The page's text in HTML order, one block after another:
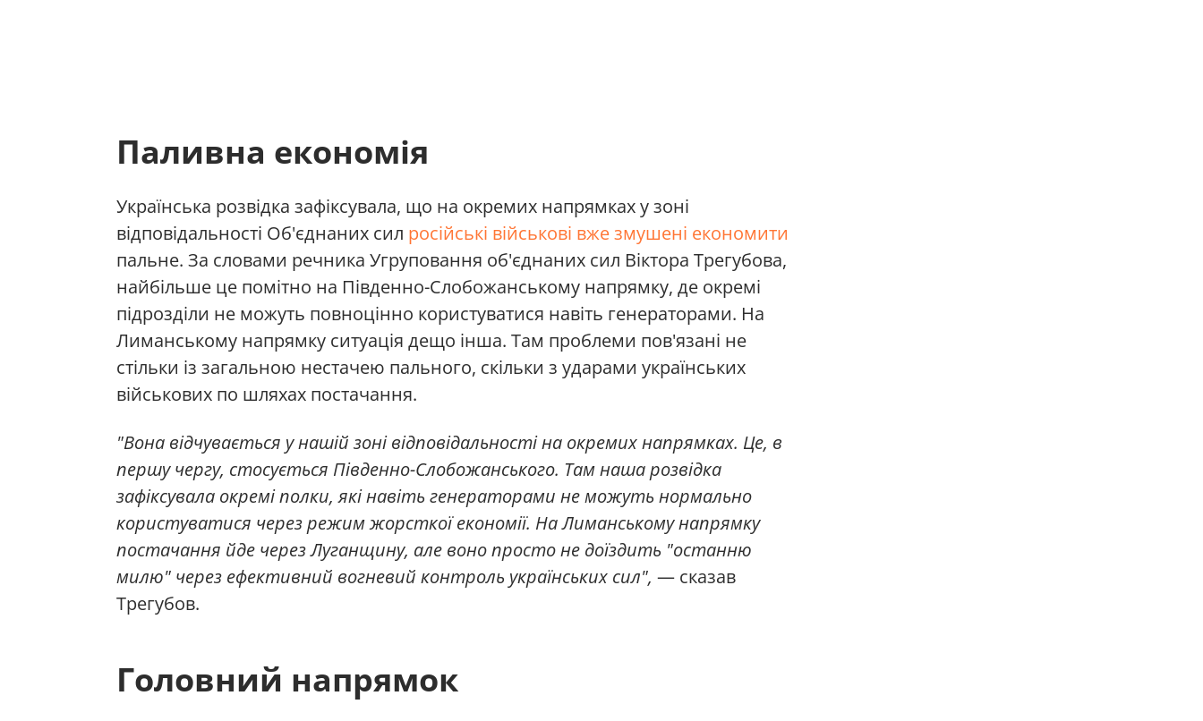
Паливна економія
Українська розвідка зафіксувала, що на окремих напрямках у зоні
відповідальності Об'єднаних сил російські військові вже змушені економити
пальне. За словами речника Угруповання об'єднаних сил Віктора Трегубова,
найбільше це помітно на Південно-Слобожанському напрямку, де окремі
підрозділи не можуть повноцінно користуватися навіть генераторами. На
Лиманському напрямку ситуація дещо інша. Там проблеми пов'язані не
стільки із загальною нестачею пального, скільки з ударами українських
військових по шляхах постачання.
"Вона відчувається у нашій зоні відповідальності на окремих напрямках. Це, в
першу чергу, стосується Південно-Слобожанського. Там наша розвідка
зафіксувала окремі полки, які навіть генераторами не можуть нормально
користуватися через режим жорсткої економії. На Лиманському напрямку
постачання йде через Луганщину, але воно просто не доїздить "останню
милю" через ефективний вогневий контроль українських сил", — сказав
Трегубов.
Головний напрямок